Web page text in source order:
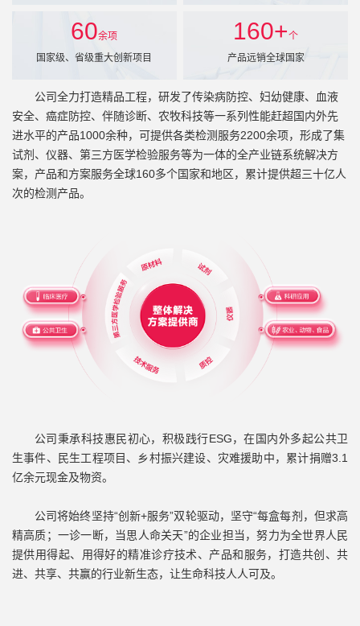
60余项
国家级、省级重大创新项目
160+个
产品远销全球国家
公司全力打造精品工程，研发了传染病防控、妇幼健康、血液
安全、癌症防控、伴随诊断、农牧科技等一系列性能赶超国内外先
进水平的产品1000余种，可提供各类检测服务2200余项，形成了集
试剂、仪器、第三方医学检验服务等为一体的全产业链系统解决方
案，产品和方案服务全球160多个国家和地区，累计提供超三十亿人
次的检测产品。
公司秉承科技惠民初心，积极践行ESG，在国内外多起公共卫
生事件、民生工程项目、乡村振兴建设、灾难援助中，累计捐赠3.1
亿余元现金及物资。
公司将始终坚持“创新+服务”双轮驱动，坚守“每盒每剂，但求高
精高质；一诊一断，当思人命关天”的企业担当，努力为全世界人民
提供用得起、用得好的精准诊疗技术、产品和服务，打造共创、共
进、共享、共赢的行业新生态，让生命科技人人可及。